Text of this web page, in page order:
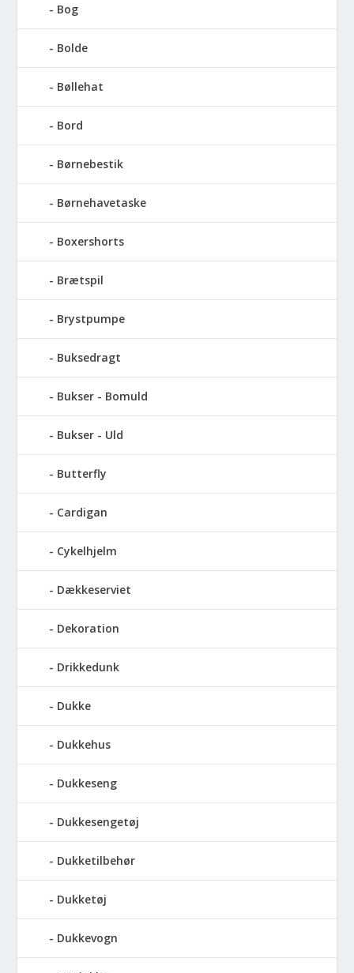
Bog
Bolde
Bøllehat
Bord
Børnebestik
Børnehavetaske
Boxershorts
Brætspil
Brystpumpe
Buksedragt
Bukser - Bomuld
Bukser - Uld
Butterfly
Cardigan
Cykelhjelm
Dækkeserviet
Dekoration
Drikkedunk
Dukke
Dukkehus
Dukkeseng
Dukkesengetøj
Dukketilbehør
Dukketøj
Dukkevogn